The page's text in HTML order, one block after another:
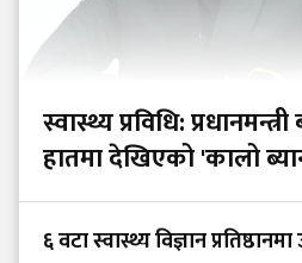
स्वास्थ्य प्रविधि:
हातमा देखिएको 'कालो
६ वटा स्वास्थ्य विज्ञान